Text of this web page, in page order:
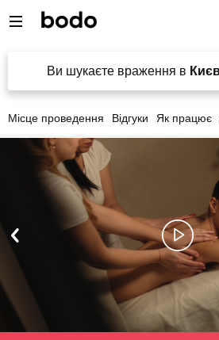
Ви шукаєте враження в
Місце проведення Відгуки Як працює